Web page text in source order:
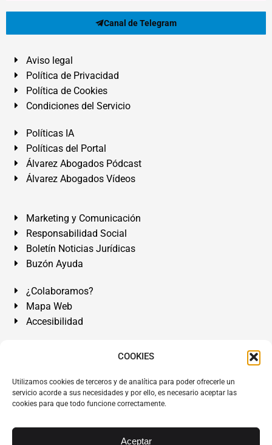
COOKIES
Utilizamos cookies de terceros y de analítica para poder ofrecerle un
servicio acorde a sus necesidades y por ello, es necesario aceptar las
cookies para que todo funcione correctamente.
Aceptar
Canal de Telegram
Aviso legal
Política de Privacidad
Política de Cookies
Condiciones del Servicio
Políticas IA
Políticas del Portal
Álvarez Abogados Pódcast
Álvarez Abogados Vídeos
Marketing y Comunicación
Responsabilidad Social
Boletín Noticias Jurídicas
Buzón Ayuda
¿Colaboramos?
Mapa Web
Accesibilidad
Álvarez Abogados Tenerife:Calle Teobaldo Power Nº 7,
de Tenerife. Islas Canarias.
Somos Abogados especialistas del Derecho desde 1954.
Tenerife Sur .Mejores Abogados Tenerife